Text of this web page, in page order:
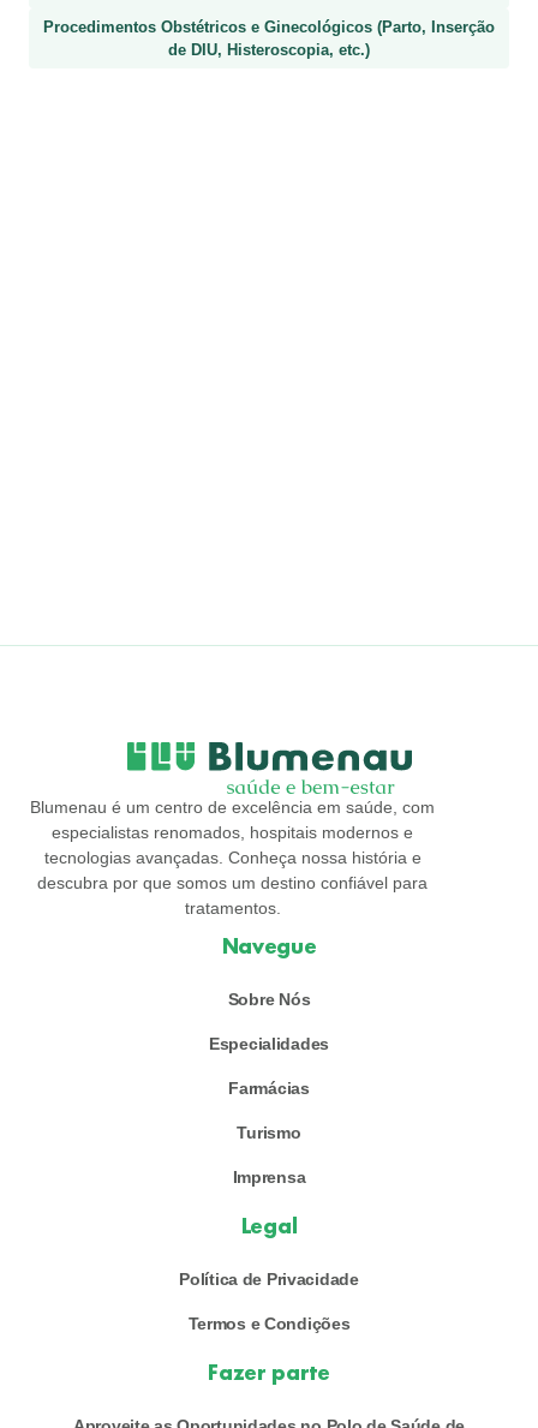
Procedimentos Obstétricos e Ginecológicos (Parto, Inserção
de DIU, Histeroscopia, etc.)
Blumenau é um centro de excelência em saúde, com
especialistas renomados, hospitais modernos e
tecnologias avançadas. Conheça nossa história e
descubra por que somos um destino confiável para
tratamentos.
Navegue
Sobre Nós
Especialidades
Farmácias
Turismo
Imprensa
Legal
Política de Privacidade
Termos e Condições
Fazer parte